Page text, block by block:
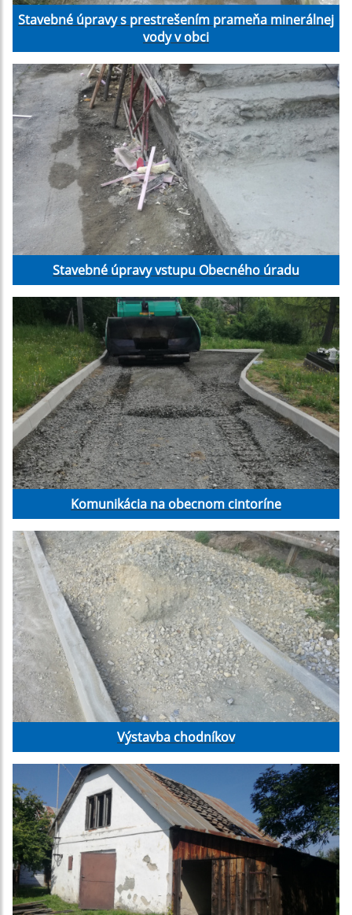
Stavebné úpravy s prestrešením prameňa minerálnej
vody v obci
Stavebné úpravy vstupu Obecného úradu
Komunikácia na obecnom cintoríne
Výstavba chodníkov